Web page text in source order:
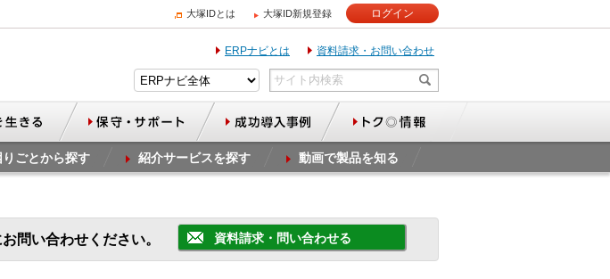
大塚IDとは 大塚ID新規登録 ログイン
ERPナビとは 資料請求・お問い合わせ
りごとから探す 紹介サービスを探す 動画で製品を知る
問い合わせください。 資料請求・問い合わせる